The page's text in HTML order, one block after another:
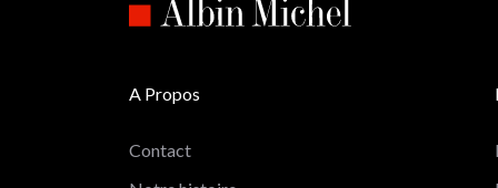
A Propos
Contact